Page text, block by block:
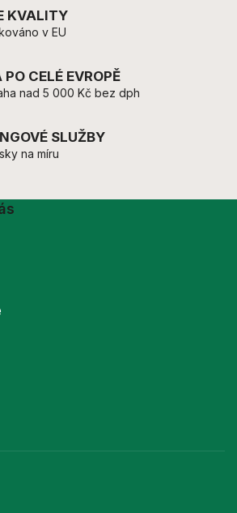
KVALITY
v EU
PO CELÉ EVROPĚ
nad 5 000 Kč bez dph
SLUŽBY
na míru